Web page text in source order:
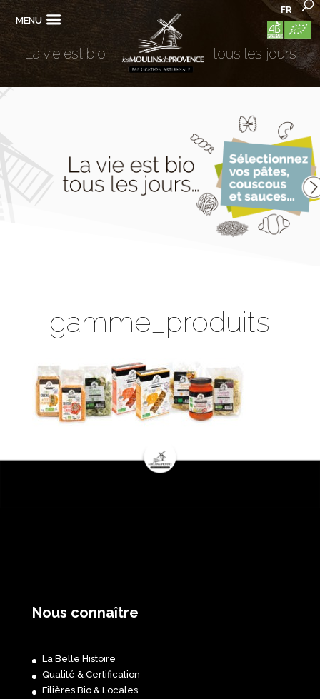
MENU
FR
La vie est bio tous les jours
gamme_produits
Nous connaître
La Belle Histoire
Qualité & Certification
Filières Bio & Locales